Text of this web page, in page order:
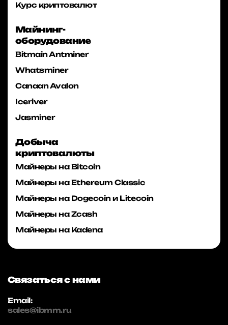
Курс криптовалют
Майнинг-
оборудование
Bitmain Antminer
Whatsminer
Canaan Avalon
Iceriver
Jasminer
Добыча
криптовалюты
Майнеры на Bitcoin
Майнеры на Ethereum Classic
Майнеры на Dogecoin и Litecoin
Майнеры на Zcash
Майнеры на Kadena
Связаться с нами
Email:
sales@ibmm.ru